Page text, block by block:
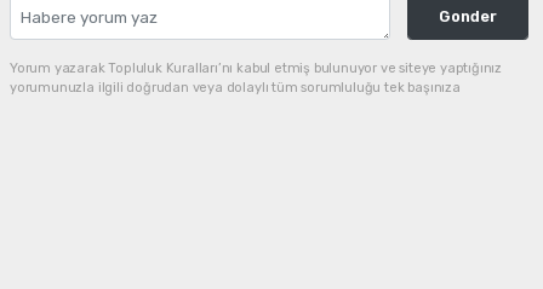
Gonder
Yorum yazarak Topluluk Kuralları’nı kabul etmiş bulunuyor ve siteye yaptığınız
yorumunuzla ilgili doğrudan veya dolaylı tüm sorumluluğu tek başınıza